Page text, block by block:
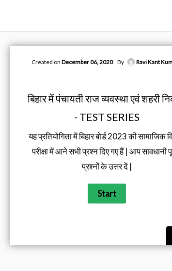
Created on December 06, 2020 By Ravi Kant
बिहार में पंचायती राज व्यवस्था एवं शहरी
- TEST SERIES
यह प्रतियोगिता में बिहार बोर्ड 2023 की सामाजिक
परीक्षा में आने सभी प्रश्न दिए गए हैं | आप सावधानी
प्रश्नों के उत्तर दें |